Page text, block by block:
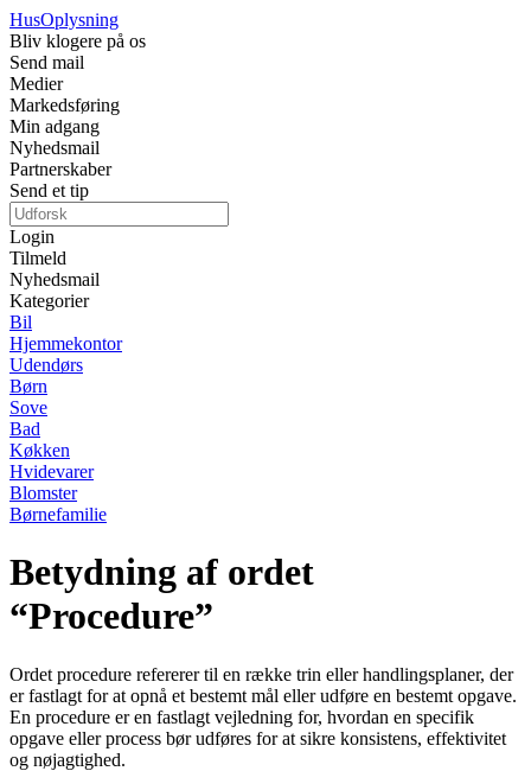
HusOplysning
Bliv klogere på os
Send mail
Medier
Markedsføring
Min adgang
Nyhedsmail
Partnerskaber
Send et tip
Login
Tilmeld
Nyhedsmail
Kategorier
Bil
Hjemmekontor
Udendørs
Børn
Sove
Bad
Køkken
Hvidevarer
Blomster
Børnefamilie
Betydning af ordet
“Procedure”
Ordet procedure refererer til en række trin eller handlingsplaner, der
er fastlagt for at opnå et bestemt mål eller udføre en bestemt opgave.
En procedure er en fastlagt vejledning for, hvordan en specifik
opgave eller process bør udføres for at sikre konsistens, effektivitet
og nøjagtighed.